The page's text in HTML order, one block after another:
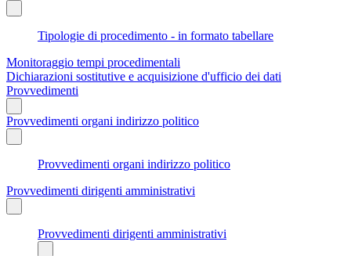
Tipologie di procedimento - in formato tabellare
Monitoraggio tempi procedimentali
Dichiarazioni sostitutive e acquisizione d'ufficio dei dati
Provvedimenti
Provvedimenti organi indirizzo politico
Provvedimenti organi indirizzo politico
Provvedimenti dirigenti amministrativi
Provvedimenti dirigenti amministrativi